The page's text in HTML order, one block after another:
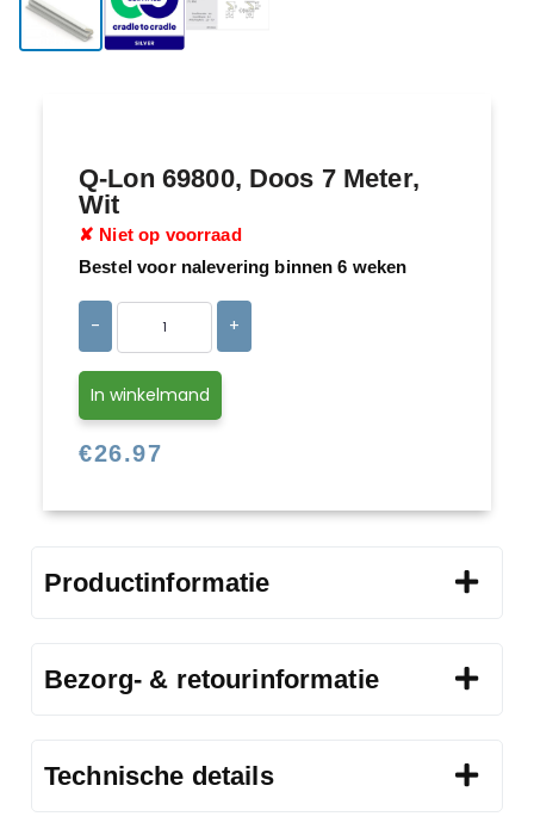
Q-Lon 69800, Doos 7 Meter,
Wit
✘ Niet op voorraad
Bestel voor nalevering binnen 6 weken
- +
In winkelmand
€26.97
Productinformatie
Bezorg- & retourinformatie
Technische details